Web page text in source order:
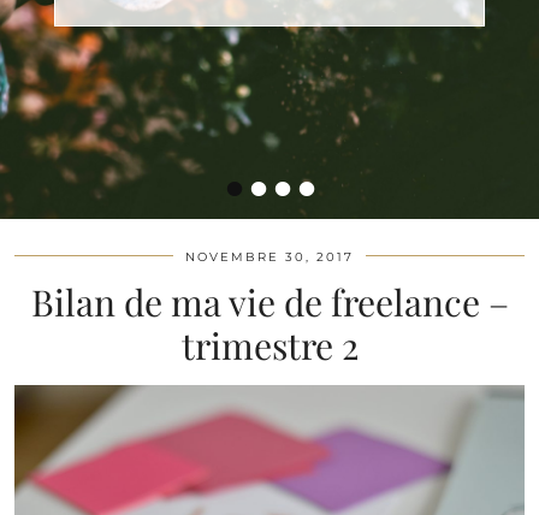
••••
NOVEMBRE 30, 2017
Bilan de ma vie de freelance –
trimestre 2